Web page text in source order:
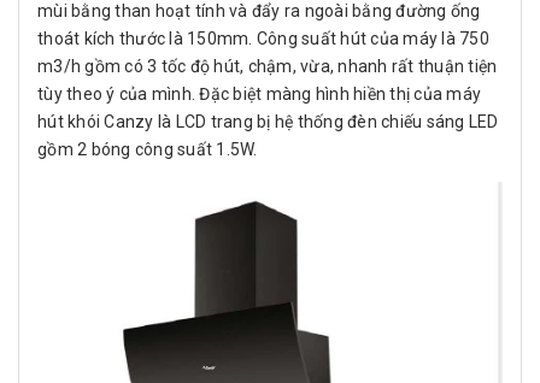
mùi bằng than hoạt tính và đẩy ra ngoài bằng đường ống
thoát kích thước là 150mm. Công suất hút của máy là 750
m3/h gồm có 3 tốc độ hút, chậm, vừa, nhanh rất thuận tiện
tùy theo ý của mình. Đặc biệt màng hình hiền thị của máy
hút khói Canzy là LCD trang bị hệ thống đèn chiếu sáng LED
gồm 2 bóng công suất 1.5W.